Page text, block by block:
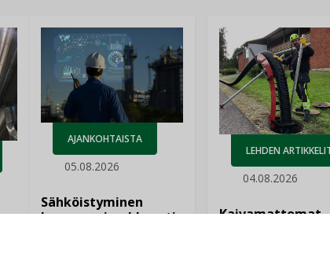
AJANKOHTAISTA
05.08.2026
Sähköistyminen
kasvaa voimakkaasti:
LEHDEN
04.08.2026
Kaivamattomat